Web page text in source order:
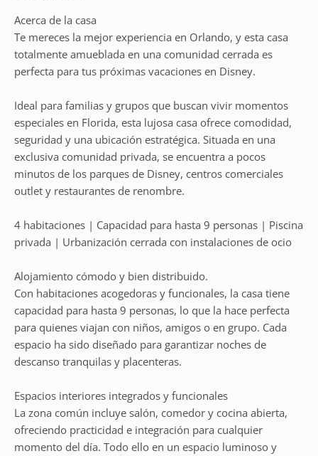
Acerca de la casa
Te mereces la mejor experiencia en Orlando, y esta casa
totalmente amueblada en una comunidad cerrada es
perfecta para tus próximas vacaciones en Disney.
Ideal para familias y grupos que buscan vivir momentos
especiales en Florida, esta lujosa casa ofrece comodidad,
seguridad y una ubicación estratégica. Situada en una
exclusiva comunidad privada, se encuentra a pocos
minutos de los parques de Disney, centros comerciales
outlet y restaurantes de renombre.
4 habitaciones | Capacidad para hasta 9 personas | Piscina
privada | Urbanización cerrada con instalaciones de ocio
Alojamiento cómodo y bien distribuido.
Con habitaciones acogedoras y funcionales, la casa tiene
capacidad para hasta 9 personas, lo que la hace perfecta
para quienes viajan con niños, amigos o en grupo. Cada
espacio ha sido diseñado para garantizar noches de
descanso tranquilas y placenteras.
Espacios interiores integrados y funcionales
La zona común incluye salón, comedor y cocina abierta,
ofreciendo practicidad e integración para cualquier
momento del día. Todo ello en un espacio luminoso y